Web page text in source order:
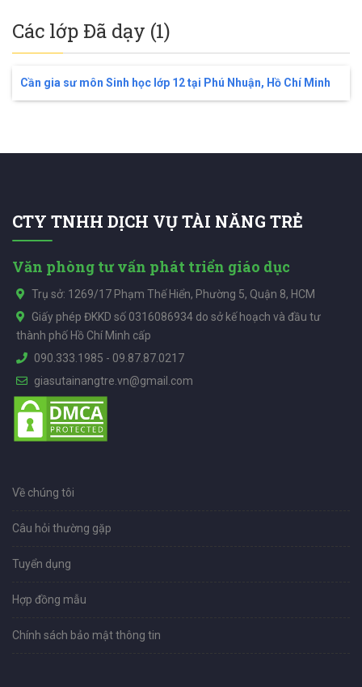
Các lớp Đã dạy (1)
Cần gia sư môn Sinh học lớp 12 tại Phú Nhuận, Hồ Chí Minh
CTY TNHH DỊCH VỤ TÀI NĂNG TRẺ
Văn phòng tư vấn phát triển giáo dục
Trụ sở: 1269/17 Phạm Thế Hiển, Phường 5, Quận 8, HCM
Giấy phép ĐKKD số 0316086934 do sở kế hoạch và đầu tư
thành phố Hồ Chí Minh cấp
090.333.1985 - 09.87.87.0217
giasutainangtre.vn@gmail.com
Về chúng tôi
Câu hỏi thường gặp
Tuyển dụng
Hợp đồng mẫu
Chính sách bảo mật thông tin